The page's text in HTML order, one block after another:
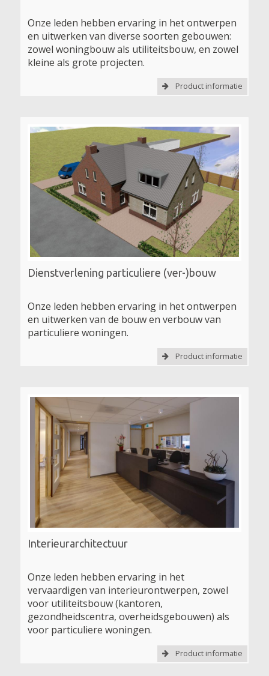
Onze leden hebben ervaring in het ontwerpen
en uitwerken van diverse soorten gebouwen:
zowel woningbouw als utiliteitsbouw, en zowel
kleine als grote projecten.
Product informatie
Dienstverlening particuliere (ver-)bouw
Onze leden hebben ervaring in het ontwerpen
en uitwerken van de bouw en verbouw van
particuliere woningen.
Product informatie
Interieurarchitectuur
Onze leden hebben ervaring in het
vervaardigen van interieurontwerpen, zowel
voor utiliteitsbouw (kantoren,
gezondheidscentra, overheidsgebouwen) als
voor particuliere woningen.
Product informatie